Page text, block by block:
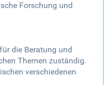
Forschung und
die Beratung und
Themen zuständig.
verschiedenen